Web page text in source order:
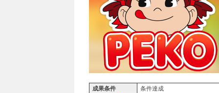
成果条件
条件達成